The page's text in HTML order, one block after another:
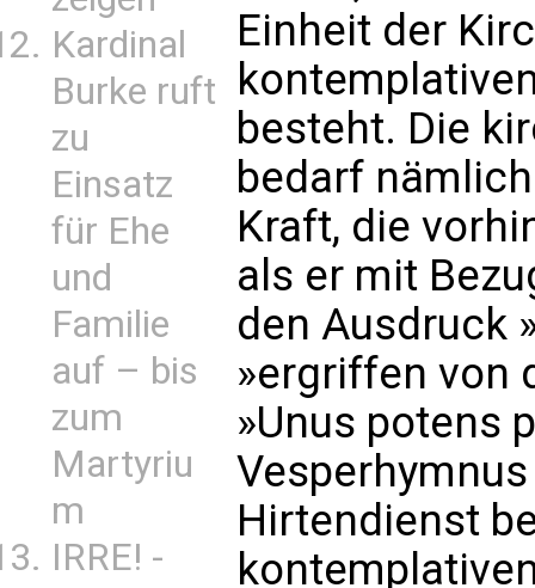
Kardinal
Burke ruft
zu
Einsatz
für Ehe
und
Familie
auf – bis
zum
Martyriu
m
IRRE! -
Einheit der
besteht. Die
bedarf
Kraft, die
als er mit
den Ausdruck
»ergriffen von
»Unus potens
Hirtendienst